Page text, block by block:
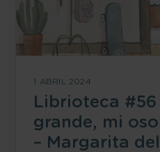
1 ABRIL 2024
Librioteca #56
grande, mi
– Margarita